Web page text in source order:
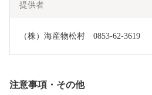
提供者
（株）海産物松村　0853-62-3619
注意事項・その他